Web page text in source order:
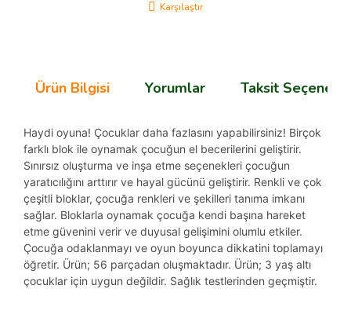
Karşılaştır
Ürün Bilgisi Yorumlar Taksit
Haydi oyuna! Çocuklar daha fazlasını yapabilirsiniz! Birçok
farklı blok ile oynamak çocuğun el becerilerini geliştirir.
Sınırsız oluşturma ve inşa etme seçenekleri çocuğun
yaratıcılığını arttırır ve hayal gücünü geliştirir. Renkli ve çok
çeşitli bloklar, çocuğa renkleri ve şekilleri tanıma imkanı
sağlar. Bloklarla oynamak çocuğa kendi başına hareket
etme güvenini verir ve duyusal gelişimini olumlu etkiler.
Çocuğa odaklanmayı ve oyun boyunca dikkatini toplamayı
öğretir. Ürün; 56 parçadan oluşmaktadır. Ürün; 3 yaş altı
çocuklar için uygun değildir. Sağlık testlerinden geçmiştir.